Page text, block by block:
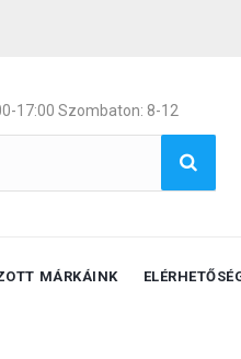
17:00 Szombaton: 8-12
MÁRKÁINK